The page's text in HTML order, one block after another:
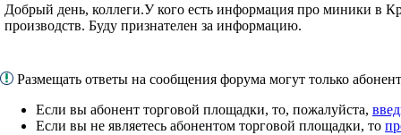
Добрый день, коллеги.У кого есть информация про миники в
производств. Буду признателен за информацию.
Размещать ответы на сообщения форума могут только
Если вы абонент торговой площадки, то, пожалуйста,
Если вы не являетесь абонентом торговой площадки, то